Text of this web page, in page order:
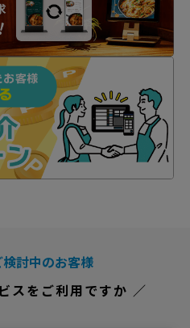
討中のお客様
スをご利用ですか ／